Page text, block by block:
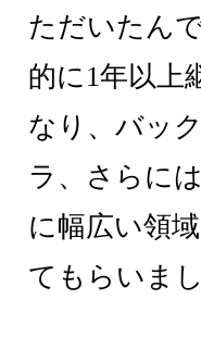
ただいたん
的に1年以上
なり、バッ
ラ、さらに
に幅広い領
てもらいま